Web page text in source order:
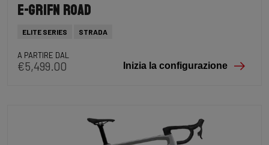
E-Grifn Road
ELITE SERIES STRADA
A PARTIRE DAL
€5,499.00 Inizia la configurazione